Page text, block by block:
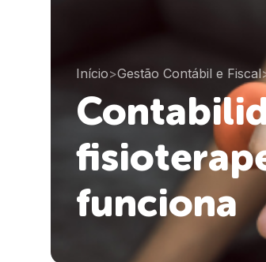
Início>Gestão Contábil e Fiscal
funciona